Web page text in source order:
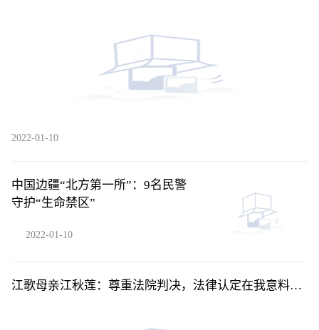
2022-01-10
中国边疆“北方第一所”：9名民警
守护“生命禁区”
2022-01-10
江歌母亲江秋莲：尊重法院判决，法律认定在我意料之